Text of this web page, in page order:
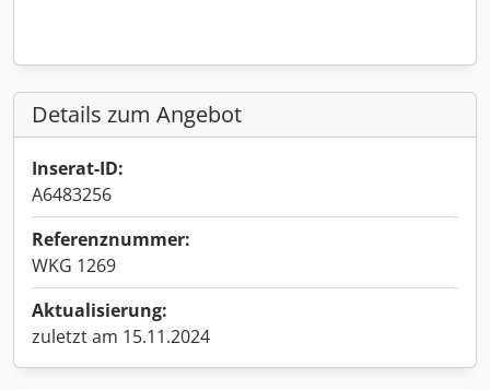
Details zum Angebot
Inserat-ID:
A6483256
Referenznummer:
WKG 1269
Aktualisierung:
zuletzt am 15.11.2024